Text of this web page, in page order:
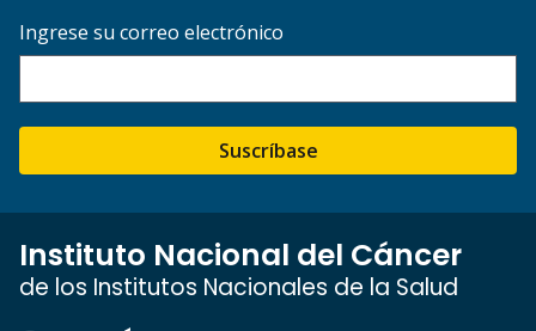
Ingrese su correo electrónico
Suscríbase
Instituto Nacional del Cáncer
de los Institutos Nacionales de la Salud